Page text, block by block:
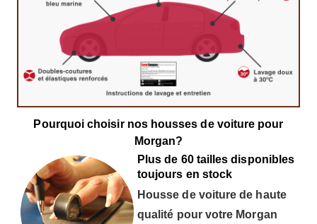
Pourquoi choisir nos housses de voiture pour
Morgan?
Plus de 60 tailles disponibles
toujours en stock
Housse de voiture de haute
qualité pour votre Morgan